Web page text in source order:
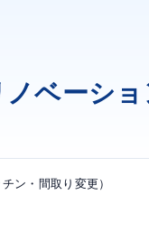
ベーシ
ン・間取り変更）